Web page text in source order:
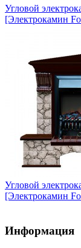
Угловой
[Электрокамин
Угловой
[Электрокамин
Информация